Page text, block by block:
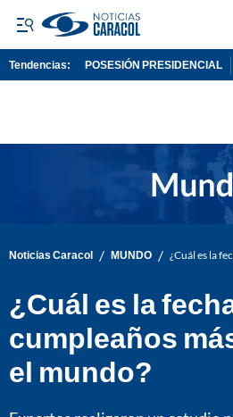
Tendencias: POSESIÓN PRESIDENCIAL
Noticias Caracol / MUNDO / ¿Cuál es la
¿Cuál es la
cumpleaños
el mundo?